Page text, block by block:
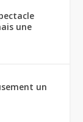
une
un